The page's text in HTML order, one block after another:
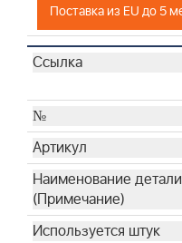
Поставка из EU до 5